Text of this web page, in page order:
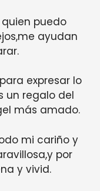
puedo
ayudan
expresar lo
un regalo del
más amado.
mi cariño y
por
y vivid.